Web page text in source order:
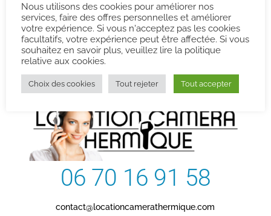
Contactez-nous
06 70 16 91 58
contact@locationcamerathermique.com
Nous utilisons des cookies pour améliorer nos
services, faire des offres personnelles et améliorer
votre expérience. Si vous n'acceptez pas les cookies
facultatifs, votre expérience peut être affectée. Si vous
souhaitez en savoir plus, veuillez lire la politique
relative aux cookies.
Choix des cookies Tout rejeter Tout accepter